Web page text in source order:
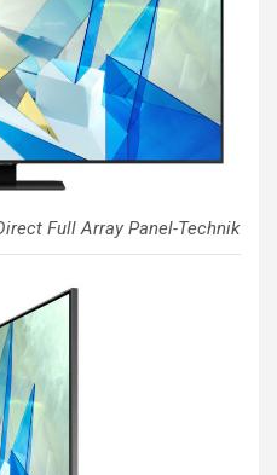
Full Array Panel-Technik